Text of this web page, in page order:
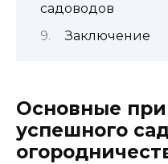
садоводов
Заключение
Основные
успешного